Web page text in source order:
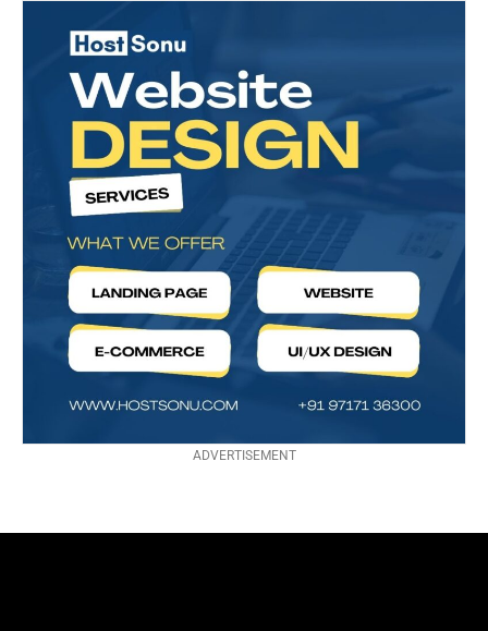
ADVERTISEMENT